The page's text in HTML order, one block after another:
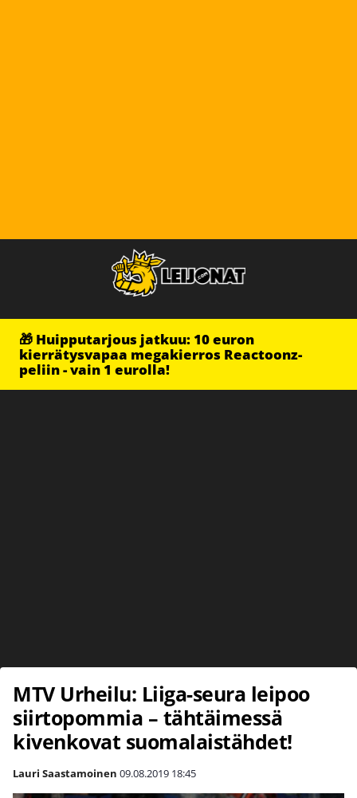
🎁 Huipputarjous jatkuu: 10 euron
kierrätysvapaa megakierros Reactoonz-
peliin - vain 1 eurolla!
MTV Urheilu: Liiga-seura leipoo
siirtopommia – tähtäimessä
kivenkovat suomalaistähdet!
Lauri Saastamoinen 09.08.2019 18:45